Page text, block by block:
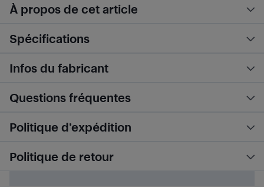
À propos de cet article
Spécifications
Infos du fabricant
Questions fréquentes
Politique d’expédition
Politique de retour